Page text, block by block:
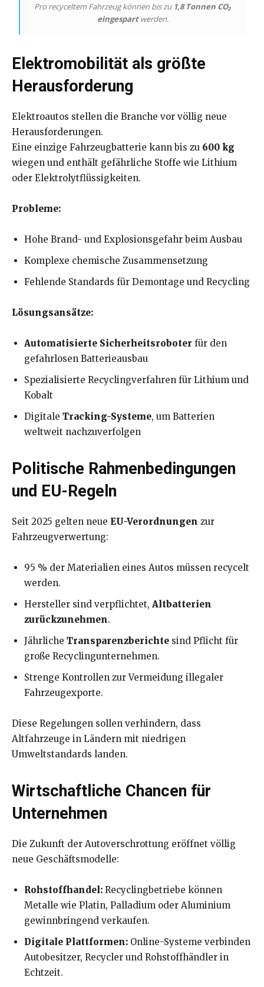
Pro recyceltem Fahrzeug können bis zu 1,8 Tonnen CO₂
eingespartwerden.
Elektromobilität als größte
Herausforderung
Elektroautos stellen die Branche vor völlig neue
Herausforderungen.
Eine einzige Fahrzeugbatterie kann bis zu 600 kg
wiegen und enthält gefährliche Stoffe wie Lithium
oder Elektrolytflüssigkeiten.
Probleme:
Hohe Brand- und Explosionsgefahr beim Ausbau
Komplexe chemische Zusammensetzung
Fehlende Standards für Demontage und Recycling
Lösungsansätze:
Automatisierte Sicherheitsroboter für den
gefahrlosen Batterieausbau
Spezialisierte Recyclingverfahren für Lithium und
Kobalt
Digitale Tracking-Systeme, um Batterien
weltweit nachzuverfolgen
Politische Rahmenbedingungen
und EU-Regeln
Seit 2025 gelten neue EU-Verordnungen zur
Fahrzeugverwertung:
95 % der Materialien eines Autos müssen recycelt
werden.
Hersteller sind verpflichtet, Altbatterien
zurückzunehmen.
Jährliche Transparenzberichte sind Pflicht für
große Recyclingunternehmen.
Strenge Kontrollen zur Vermeidung illegaler
Fahrzeugexporte.
Diese Regelungen sollen verhindern, dass
Altfahrzeuge in Ländern mit niedrigen
Umweltstandards landen.
Wirtschaftliche Chancen für
Unternehmen
Die Zukunft der Autoverschrottung eröffnet völlig
neue Geschäftsmodelle:
Rohstoffhandel: Recyclingbetriebe können
Metalle wie Platin, Palladium oder Aluminium
gewinnbringend verkaufen.
Digitale Plattformen: Online-Systeme verbinden
Autobesitzer, Recycler und Rohstoffhändler in
Echtzeit.